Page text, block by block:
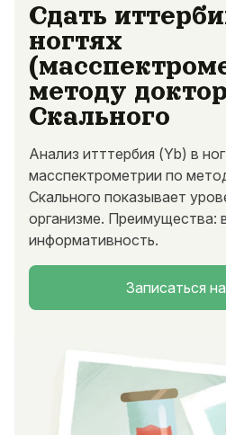
Сдать
ногтях
методу
Скального
Анализ итттербия (Yb) в
масспектрометрии по
Скального показывает
организме. Преимущества:
информативность.
Записаться